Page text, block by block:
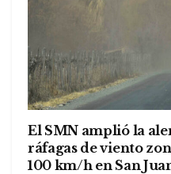
El SMN amplió la
ráfagas de viento
100 km/h en San